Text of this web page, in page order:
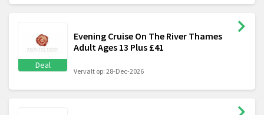
Deal
Evening Cruise On The River Thames
Adult Ages 13 Plus £41
Vervalt op: 28-Dec-2026